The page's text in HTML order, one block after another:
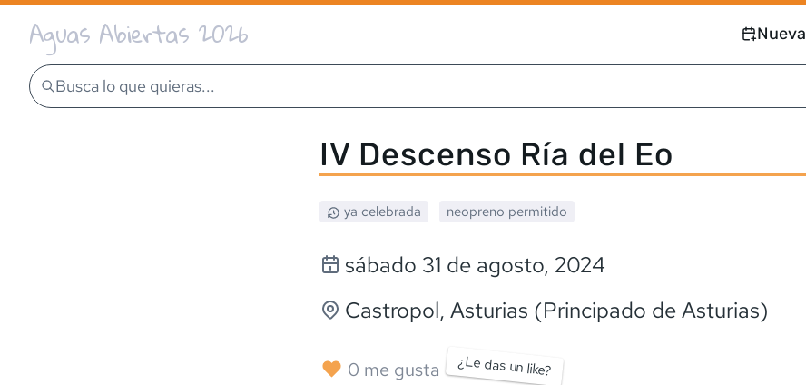
Aguas Abiertas 2026 Nueva
Busca lo que quieras...
IV Descenso Ría del Eo
ya celebrada neopreno permitido
sábado 31 de agosto, 2024
Castropol, Asturias (Principado de Asturias)
0 me gusta ¿Le das un like?